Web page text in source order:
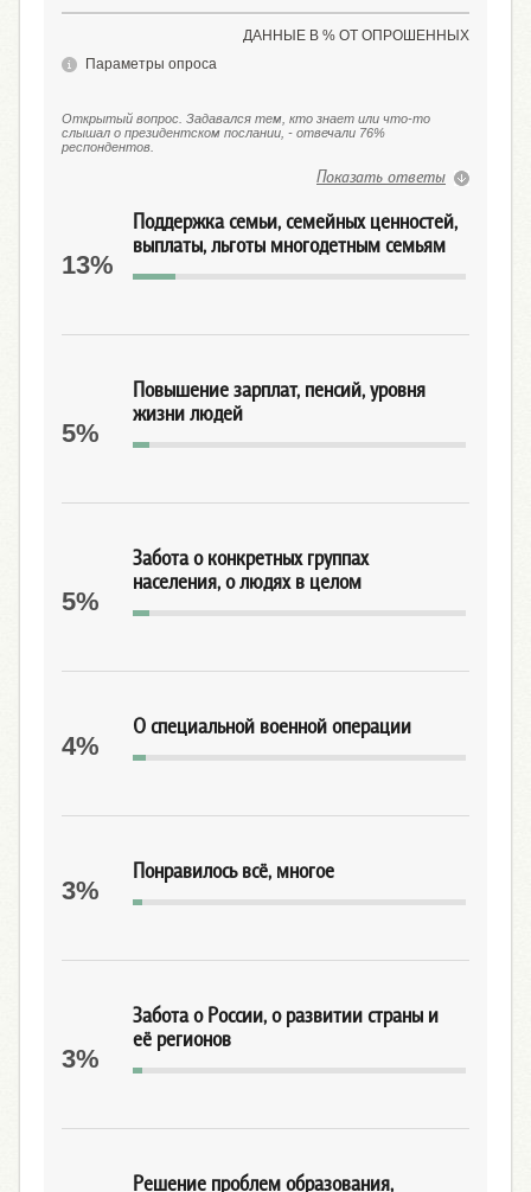
ДАННЫЕ В % ОТ ОПРОШЕННЫХ
Параметры опроса
Открытый вопрос. Задавался тем, кто знает или что-то
слышал о президентском послании, - отвечали 76%
респондентов.
Показать ответы
Поддержка семьи, семейных ценностей,
выплаты, льготы многодетным семьям
13%
Повышение зарплат, пенсий, уровня
жизни людей
5%
Забота о конкретных группах
населения, о людях в целом
5%
О специальной военной операции
4%
Понравилось всё, многое
3%
Забота о России, о развитии страны и
её регионов
3%
Решение проблем образования,